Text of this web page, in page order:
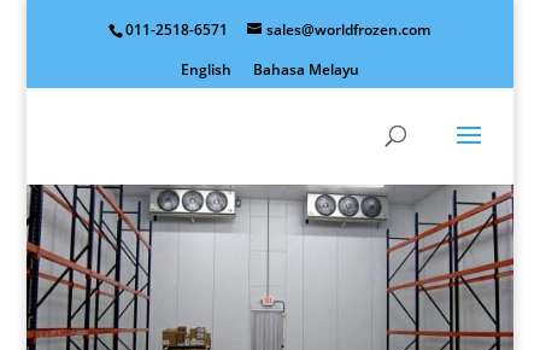
011-2518-6571
sales@worldfrozen.com
English
Bahasa Melayu